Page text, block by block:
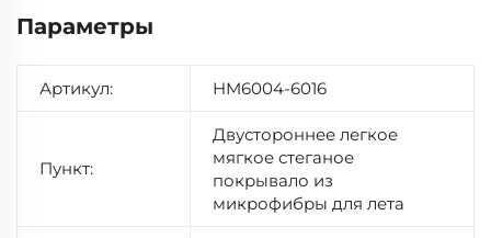
Параметры
Артикул: HM6004-6016
Пункт:
Двустороннее легкое
мягкое стеганое
покрывало из
микрофибры для лета